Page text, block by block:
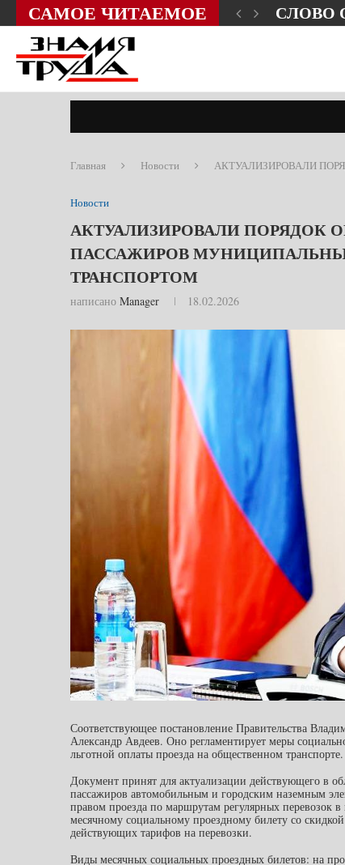
САМОЕ ЧИТАЕМОЕ СЛОВО
Главная Новости АКТУАЛИЗИРОВАЛИ
Новости
АКТУАЛИЗИРОВАЛИ ПОРЯДОК
ПАССАЖИРОВ
ТРАНСПОРТОМ
написано Manager 18.02.2026
Соответствующее постановление Правительства
Александр Авдеев. Оно регламентирует меры
льготной оплаты проезда на общественном транспорте.
Документ принят для актуализации действующего в
пассажиров автомобильным и городским наземным
правом проезда по маршрутам регулярных перевозок
месячному социальному проездному билету со
действующих тарифов на перевозки.
Виды месячных социальных проездных билетов: на